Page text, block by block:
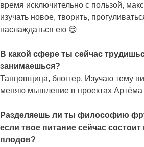
время исключительно с пользой,
изучать новое, творить,
наслаждаться ею 😌
В какой сфере ты сейчас
занимаешься?
Танцовщица, блоггер. Изучаю тему
меняю мышление в проектах Артёма
Разделяешь ли ты философию
если твое питание сейчас состоит
плодов?